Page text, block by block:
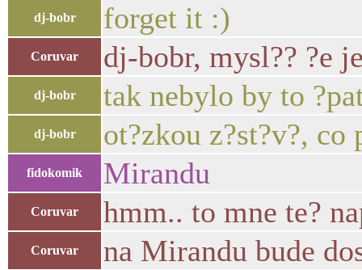
dj-bobr forget it :)
Coruvar dj-bobr, mysl?? ?e
dj-bobr tak nebylo by to
dj-bobr ot?zkou z?st?v?,
fidokomik Mirandu
Coruvar hmm.. to mne te?
Coruvar na Mirandu bude